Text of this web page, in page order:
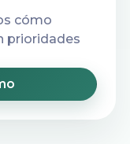
cómo
prioridades